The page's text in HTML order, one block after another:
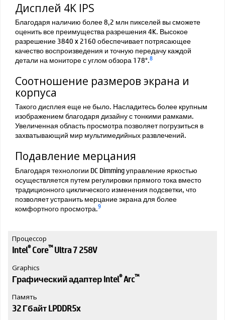
Дисплей 4K IPS
Благодаря наличию более 8,2 млн пикселей вы сможете
оценить все преимущества разрешения 4K. Высокое
разрешение 3840 x 2160 обеспечивает потрясающее
качество воспроизведения и точную передачу каждой
детали на мониторе с углом обзора 178°.8
Соотношение размеров экрана и
корпуса
Такого дисплея еще не было. Насладитесь более крупным
изображением благодаря дизайну с тонкими рамками.
Увеличенная область просмотра позволяет погрузиться в
захватывающий мир мультимедийных развлечений.
Подавление мерцания
Благодаря технологии DC Dimming управление яркостью
осуществляется путем регулировки прямого тока вместо
традиционного циклического изменения подсветки, что
позволяет устранить мерцание экрана для более
комфортного просмотра.9
Процессор
Intel®Core™Ultra 7 258V
Graphics
Графический адаптер Intel®Arc™
Память
32 Гбайт LPDDR5x